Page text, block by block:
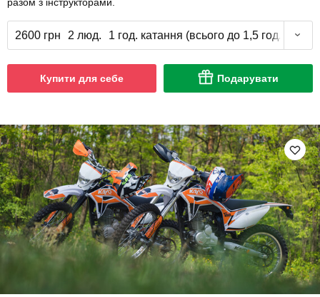
2600 грн 2 люд. 1 год. катання (всього до 1,5 год.)
Купити для себе Подарувати